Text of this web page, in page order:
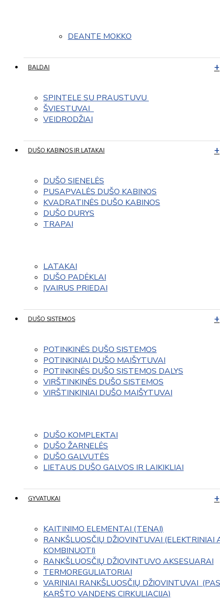
DEANTE MOKKO
BALDAI
SPINTELE SU PRAUSTUVU
ŠVIESTUVAI
VEIDRODŽIAI
DUŠO KABINOS IR LATAKAI
DUŠO SIENELĖS
PUSAPVALĖS DUŠO KABINOS
KVADRATINĖS DUŠO KABINOS
DUŠO DURYS
TRAPAI
LATAKAI
DUŠO PADĖKLAI
ĮVAIRUS PRIEDAI
DUŠO SISTEMOS
POTINKINĖS DUŠO SISTEMOS
POTINKINIAI DUŠO MAIŠYTUVAI
POTINKINĖS DUŠO SISTEMOS DALYS
VIRŠTINKINĖS DUŠO SISTEMOS
VIRŠTINKINIAI DUŠO MAIŠYTUVAI
DUŠO KOMPLEKTAI
DUŠO ŽARNELĖS
DUŠO GALVUTĖS
LIETAUS DUŠO GALVOS IR LAIKIKLIAI
GYVATUKAI
KAITINIMO ELEMENTAI (TENAI)
RANKŠLUOSČIŲ DŽIOVINTUVAI (ELEKTRINIAI
KOMBINUOTI)
RANKŠLUOSČIŲ DŽIOVINTUVO AKSESUARAI
TERMOREGULIATORIAI
VARINIAI RANKŠLUOSČIŲ DŽIOVINTUVAI
KARŠTO VANDENS CIRKULIACIJA)